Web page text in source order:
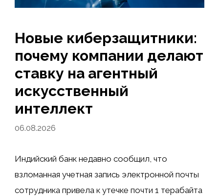
Новые киберзащитники:
почему компании делают
ставку на агентный
искусственный
интеллект
06.08.2026
Индийский банк недавно сообщил, что
взломанная учетная запись электронной почты
сотрудника привела к утечке почти 1 терабайта